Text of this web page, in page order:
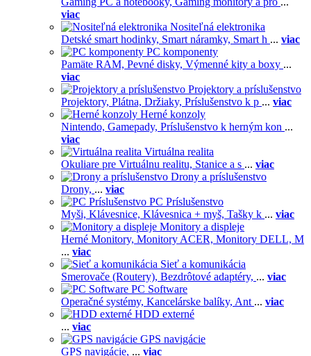
viac
Nositeľná elektronika
Detské smart hodinky, Smart náramky, Smart h ... viac
PC komponenty
Pamäte RAM, Pevné disky, Výmenné kity a boxy ...
viac
Projektory a príslušenstvo
Projektory, Plátna, Držiaky, Príslušenstvo k p ... viac
Herné konzoly
Nintendo, Gamepady, Príslušenstvo k herným kon ...
viac
Virtuálna realita
Okuliare pre Virtuálnu realitu, Stanice a s ... viac
Drony a príslušenstvo
Drony, ... viac
PC Príslušenstvo
Myši, Klávesnice, Klávesnica + myš, Tašky k ... viac
Monitory a displeje
Herné Monitory, Monitory ACER, Monitory DELL, M
... viac
Sieť a komunikácia
Smerovače (Routery), Bezdrôtové adaptéry, ... viac
PC Software
Operačné systémy, Kancelárske balíky, Ant ... viac
HDD externé
... viac
GPS navigácie
GPS navigácie, ... viac